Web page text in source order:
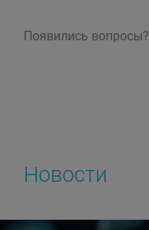
Появились вопросы?
Новости